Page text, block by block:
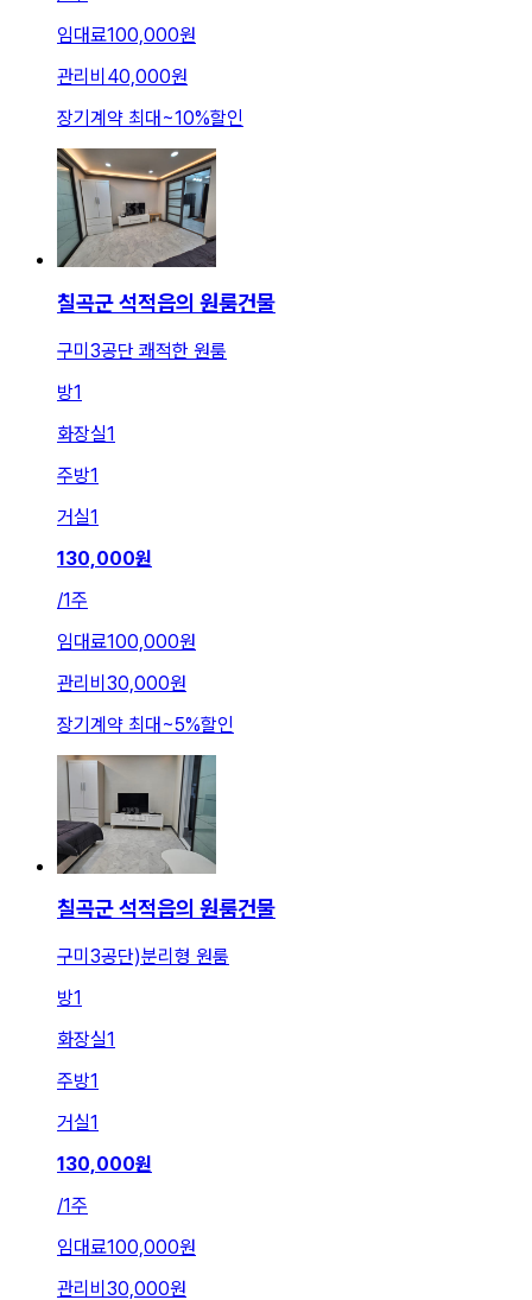
임대료100,000원
관리비 40,000원
장기계약 최대 ~10%할인
칠곡군 석적읍의 원룸건물
구미3공단 쾌적한 원룸
방1
화장실1
주방1
거실1
130,000원
/1주
임대료100,000원
관리비 30,000원
장기계약 최대~5%할인
칠곡군 석적읍의 원룸건물
구미3공단)분리형 원룸
방1
화장실1
주방1
거실1
130,000원
/1주
임대료100,000원
관리비 30,000원